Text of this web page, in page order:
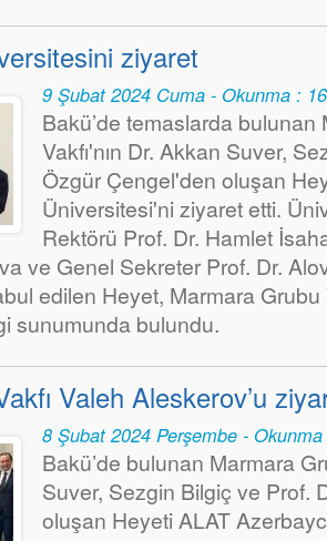
ziyaret
9 Şubat 2024 Cuma - Okunma :
Bakü’de temaslarda bulunan
Vakfı'nın Dr. Akkan Suver,
Özgür Çengel'den oluşan
Üniversitesi'ni ziyaret etti.
Rektörü Prof. Dr. Hamlet
ve Genel Sekreter Prof. Dr.
edilen Heyet, Marmara Grubu
sunumunda bulundu.
Valeh Aleskerov’u
8 Şubat 2024 Perşembe -
Bakü’de bulunan Marmara
Suver, Sezgin Bilgiç ve Prof.
oluşan Heyeti ALAT